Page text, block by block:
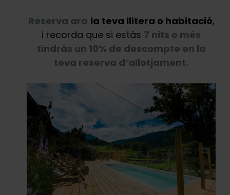
Reserva ara la teva llitera o habitació,
i recorda que si estàs 7 nits o més
tindràs un 10% de descompte en la
teva reserva d’allotjament.